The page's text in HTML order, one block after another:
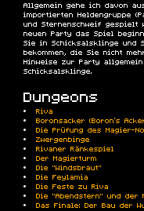
Allgemein gehe ich davon
importierten Heldengruppe
und Sternenschweif
neuen Party das Spiel
Sie in Schicksalsklinge und
bekommen, die Sie nicht
Hinweise zur Party
Schicksalsklinge.
Dungeons
Riva
Boronsacker (Boron's
Die Prüfung des Magier-
Zwergenbinge
Rivaner Ränkespiel
Der Magierturm
Die "Windsbraut"
Die Feylamia
Die Feste zu Riva
Die "Abendstern" und der
Das Finale: Der Bau der